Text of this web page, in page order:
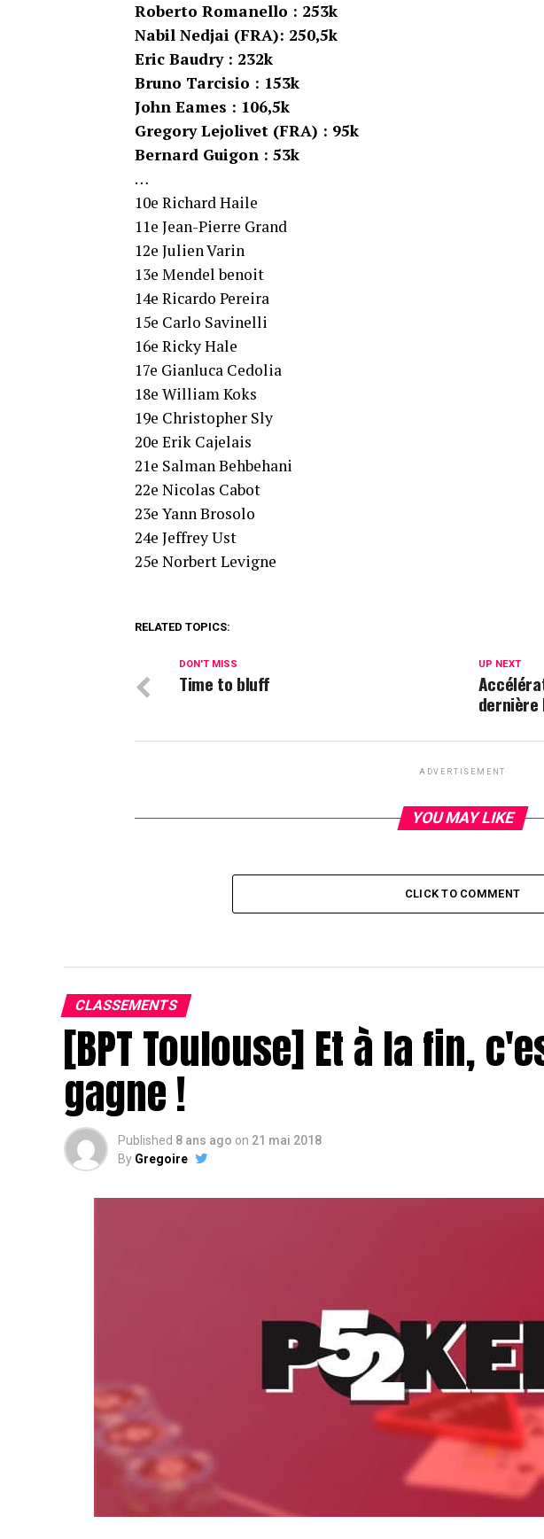
Roberto Romanello : 253k
Nabil Nedjai (FRA): 250,5k
Eric Baudry : 232k
Bruno Tarcisio : 153k
John Eames : 106,5k
Gregory Lejolivet (FRA) : 95k
Bernard Guigon : 53k
…
10e Richard Haile
11e Jean-Pierre Grand
12e Julien Varin
13e Mendel benoit
14e Ricardo Pereira
15e Carlo Savinelli
16e Ricky Hale
17e Gianluca Cedolia
18e William Koks
19e Christopher Sly
20e Erik Cajelais
21e Salman Behbehani
22e Nicolas Cabot
23e Yann Brosolo
24e Jeffrey Ust
25e Norbert Levigne
RELATED TOPICS:
UP NEXT
DON'T MISS
Time to bluff
ADVERTISEMENT
YOU MAY LIKE
CLICK TO COMMENT
CLASSEMENTS
[BPT Toulouse] Et à la fin,
gagne !
Published 8 ans ago on 21 mai 2018
By Gregoire